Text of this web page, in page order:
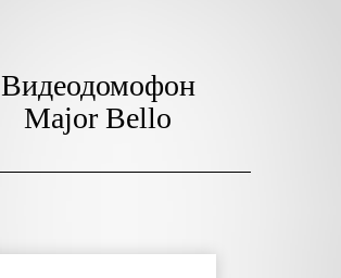
Видеодомофон
Major Bello